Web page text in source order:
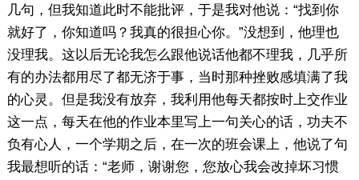
几句，但我知道此时不能批评，于是我对他说：“找到你
就好了，你知道吗？我真的很担心你。”没想到，他理也
没理我。这以后无论我怎么跟他说话他都不理我，几乎所
有的办法都用尽了都无济于事，当时那种挫败感填满了我
的心灵。但是我没有放弃，我利用他每天都按时上交作业
这一点，每天在他的作业本里写上一句关心的话，功夫不
负有心人，一个学期之后，在一次的班会课上，他说了句
我最想听的话：“老师，谢谢您，您放心我会改掉坏习惯